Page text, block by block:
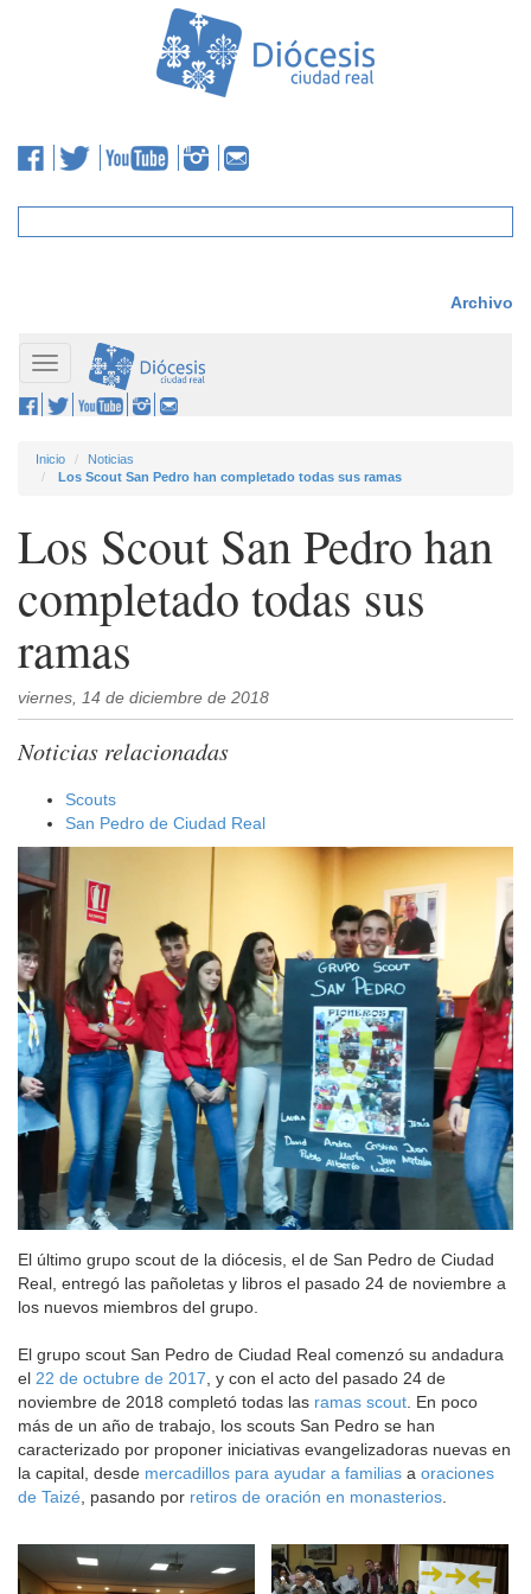
Archivo
Toggle
navigation
Inicio
Noticias
Los Scout San Pedro han completado todas sus ramas
Los Scout San Pedro han
completado todas sus
ramas
viernes, 14 de diciembre de 2018
Noticias relacionadas
Scouts
San Pedro de Ciudad Real
El último grupo scout de la diócesis, el de San Pedro de Ciudad
Real, entregó las pañoletas y libros el pasado 24 de noviembre a
los nuevos miembros del grupo.
El grupo scout San Pedro de Ciudad Real comenzó su andadura
el 22 de octubre de 2017 , y con el acto del pasado 24 de
noviembre de 2018 completó todas las ramas scout . En poco
más de un año de trabajo, los scouts San Pedro se han
caracterizado por proponer iniciativas evangelizadoras nuevas en
la capital, desde mercadillos para ayudar a familias a oraciones
de Taizé , pasando por retiros de oración en monasterios